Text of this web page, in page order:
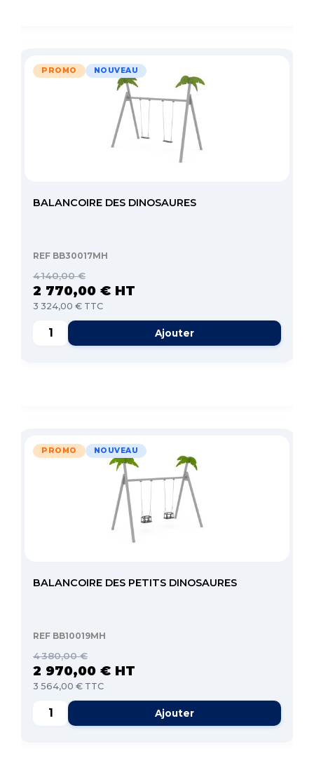
PROMO NOUVEAU
BALANCOIRE DES DINOSAURES
REF BB30017MH
4 140,00 €
2 770,00 € HT
3 324,00 € TTC
Ajouter
PROMO NOUVEAU
BALANCOIRE DES PETITS DINOSAURES
REF BB10019MH
4 380,00 €
2 970,00 € HT
3 564,00 € TTC
Ajouter